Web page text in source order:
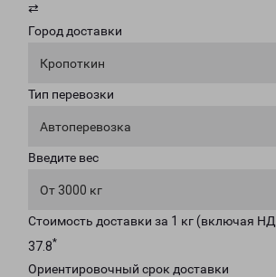
⇄
Город доставки
Кропоткин
Тип перевозки
Автоперевозка
Введите вес
От 3000 кг
Стоимость доставки за 1 кг (включая
37.8*
Ориентировочный срок доставки